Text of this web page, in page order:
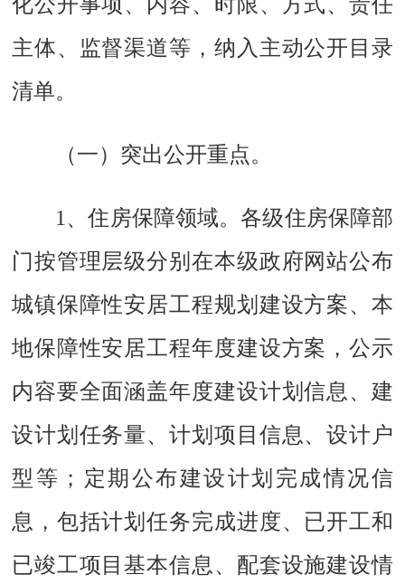
化公开事项、内容、时限、方式、责任
主体、监督渠道等，纳入主动公开目录
清单。
（一）突出公开重点。
1、住房保障领域。各级住房保障部
门按管理层级分别在本级政府网站公布
城镇保障性安居工程规划建设方案、本
地保障性安居工程年度建设方案，公示
内容要全面涵盖年度建设计划信息、建
设计划任务量、计划项目信息、设计户
型等；定期公布建设计划完成情况信
息，包括计划任务完成进度、已开工和
已竣工项目基本信息、配套设施建设情